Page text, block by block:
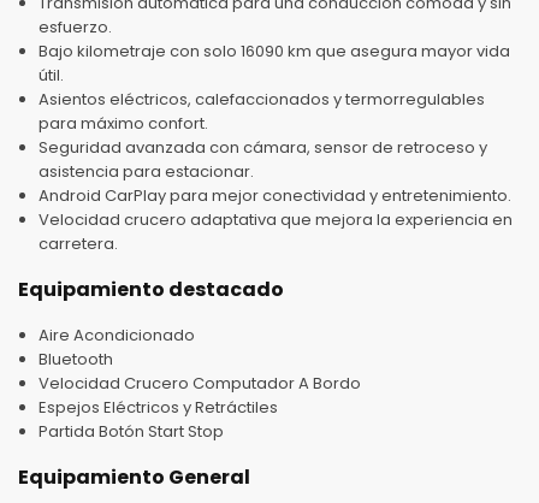
esfuerzo.
Bajo kilometraje con solo 16090 km que asegura mayor vida
útil.
Asientos eléctricos, calefaccionados y termorregulables
para máximo confort.
Seguridad avanzada con cámara, sensor de retroceso y
asistencia para estacionar.
Android CarPlay para mejor conectividad y entretenimiento.
Velocidad crucero adaptativa que mejora la experiencia en
carretera.
Equipamiento destacado
Aire Acondicionado
Bluetooth
Velocidad Crucero Computador A Bordo
Espejos Eléctricos y Retráctiles
Partida Botón Start Stop
Equipamiento General